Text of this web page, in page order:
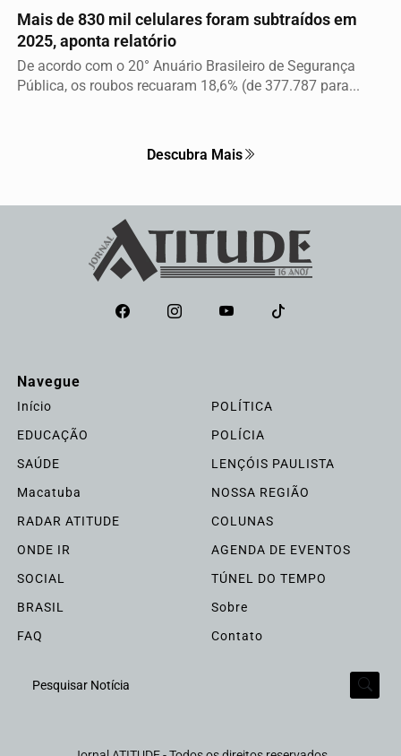
Mais de 830 mil celulares foram subtraídos em
2025, aponta relatório
De acordo com o 20° Anuário Brasileiro de Segurança
Pública, os roubos recuaram 18,6% (de 377.787 para...
Descubra Mais
Navegue
Início
POLÍTICA
EDUCAÇÃO
POLÍCIA
SAÚDE
LENÇÓIS PAULISTA
Macatuba
NOSSA REGIÃO
RADAR ATITUDE
COLUNAS
ONDE IR
AGENDA DE EVENTOS
SOCIAL
TÚNEL DO TEMPO
BRASIL
Sobre
FAQ
Contato
Pesquisar Notícia